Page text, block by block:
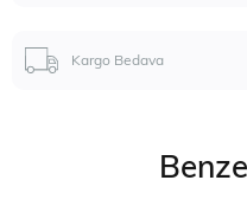
Kargo Bedava